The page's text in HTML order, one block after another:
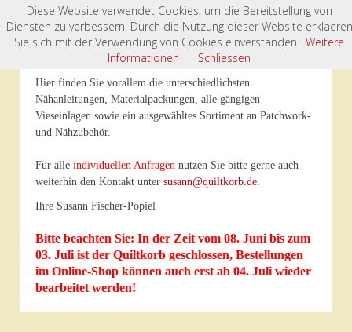
Willkommen im „Quiltkorb“- Onlineshop
Hier finden Sie vorallem die unterschiedlichsten
Nähanleitungen, Materialpackungen, alle gängigen
Vieseinlagen sowie ein ausgewähltes Sortiment an Patchwork-
und Nähzubehör.
Für alle individuellen Anfragen nutzen Sie bitte gerne auch
weiterhin den Kontakt unter susann@quiltkorb.de.
Ihre Susann Fischer-Popiel
Bitte beachten Sie: In der Zeit vom 08. Juni bis zum
03. Juli ist der Quiltkorb geschlossen, Bestellungen
im Online-Shop können auch erst ab 04. Juli wieder
bearbeitet werden!
Diese Website verwendet Cookies, um die Bereitstellung von
Diensten zu verbessern. Durch die Nutzung dieser Website erklaeren
Sie sich mit der Verwendung von Cookies einverstanden. Weitere
Informationen
Schliessen